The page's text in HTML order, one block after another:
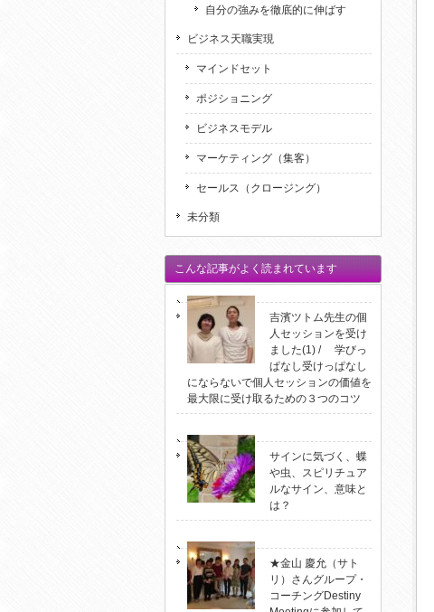
自分の強みを徹底的に伸ばす
ビジネス天職実現
マインドセット
ポジショニング
ビジネスモデル
マーケティング（集客）
セールス（クロージング）
未分類
こんな記事がよく読まれています
吉濱ツトム先生の個
人セッションを受け
ました(1) / 学びっ
ぱなし受けっぱなし
にならないで個人セッションの価値を
最大限に受け取るための３つのコツ
サインに気づく、蝶
や虫、スピリチュア
ルなサイン、意味と
は？
★金山 慶允（サト
リ）さんグループ・
コーチングDestiny